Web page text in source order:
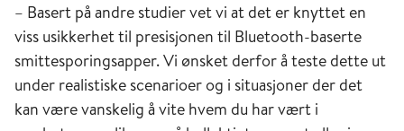
– Basert på andre studier vet vi at det er knyttet en
viss usikkerhet til presisjonen til Bluetooth-baserte
smittesporingsapper. Vi ønsket derfor å teste dette ut
under realistiske scenarioer og i situasjoner der det
kan være vanskelig å vite hvem du har vært i